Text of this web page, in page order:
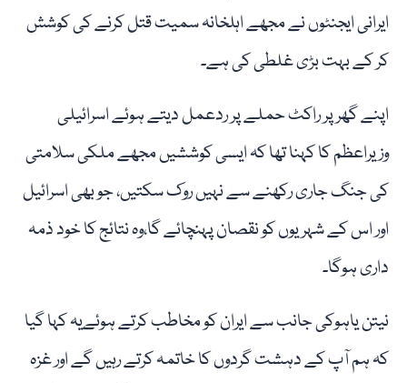
ایرانی ایجنٹوں نے مجھے اہلخانہ سمیت قتل کرنے کی کوشش
کر کے بہت بڑی غلطی کی ہے۔
اپنے گھر پر راکٹ حملے پر ردعمل دیتے ہوئے اسرائیلی
وزیراعظم کا کہنا تھا کہ ایسی کوششیں مجھے ملکی سلامتی
کی جنگ جاری رکھنے سے نہیں روک سکتیں، جو بھی اسرائیل
اور اس کے شہریوں کو نقصان پہنچائے گا،وہ نتائج کا خود ذمہ
داری ہوگا۔
نیتن یاہوکی جانب سے ایران کو مخاطب کرتے ہوئےیہ کہا گیا
کہ ہم آپ کے دہشت گردوں کا خاتمہ کرتے رہیں گے اور غزہ